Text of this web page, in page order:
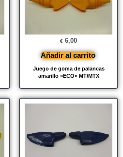
Juego de goma de palancas
amarillo »ECO» MT/MTX
€ 6,00
Añadir al carrito